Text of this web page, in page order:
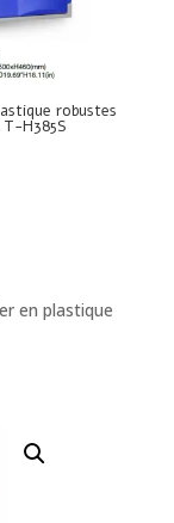
robustes
T-H385S
en plastique